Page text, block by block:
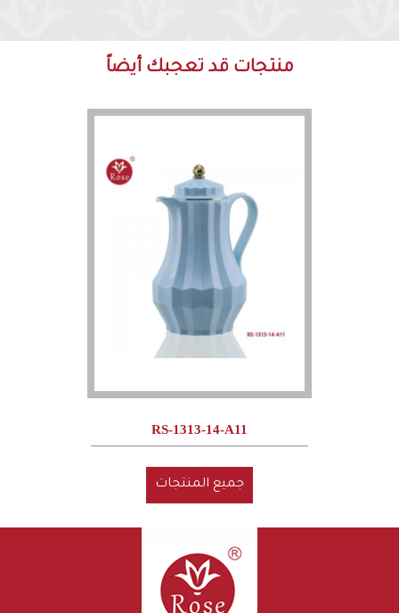
منتجات قد تعجبك أيضاً
RS-1313-14-A11
جميع المنتجات